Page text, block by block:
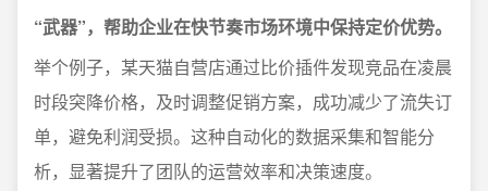
“武器”，帮助企业在快节奏市场环境中保持定价优势。
举个例子，某天猫自营店通过比价插件发现竞品在凌晨
时段突降价格，及时调整促销方案，成功减少了流失订
单，避免利润受损。这种自动化的数据采集和智能分
析，显著提升了团队的运营效率和决策速度。